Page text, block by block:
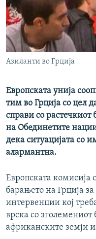
РСЕ веб страници
Азиланти во Грција
Европската унија
тим во Грција со цел
справи со
на Обединетите
дека ситуацијата со
алармантна.
Европската комисија
барањето на Грција
интервенции кој
врска со
африканските земји